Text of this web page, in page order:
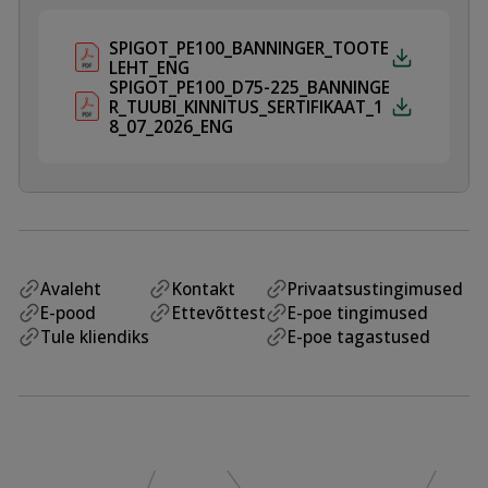
SPIGOT_PE100_BANNINGER_TOOTE
LEHT_ENG
SPIGOT_PE100_D75-225_BANNINGE
R_TUUBI_KINNITUS_SERTIFIKAAT_1
8_07_2026_ENG
Avaleht
E-pood
Tule kliendiks
Kontakt
Ettevõttest
Privaatsustingimused
E-poe tingimused
E-poe tagastused